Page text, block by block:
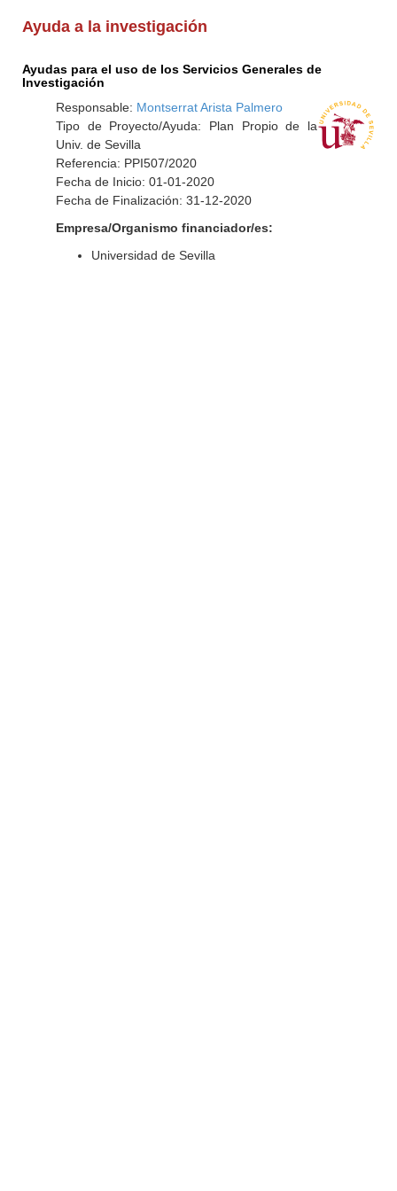
Ayuda a la investigación
Ayudas para el uso de los Servicios Generales de
Investigación
Responsable: Montserrat Arista Palmero
Tipo de Proyecto/Ayuda: Plan Propio de la
Univ. de Sevilla
Referencia: PPI507/2020
Fecha de Inicio: 01-01-2020
Fecha de Finalización: 31-12-2020
Empresa/Organismo financiador/es:
Universidad de Sevilla